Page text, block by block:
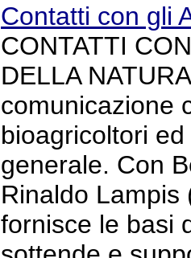
Contatti con gli
CONTATTI
DELLA
comunicazione
bioagricoltori
generale. Con
Rinaldo Lampis
fornisce le basi